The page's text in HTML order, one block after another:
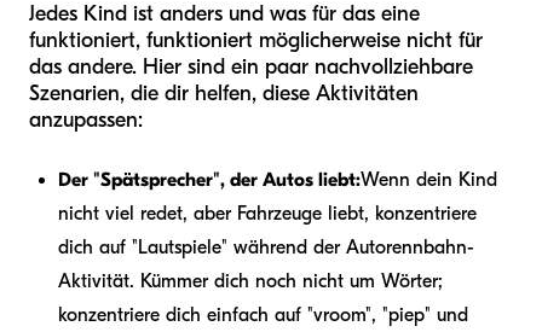
Jedes Kind ist anders und was für das eine
funktioniert, funktioniert möglicherweise nicht für
das andere. Hier sind ein paar nachvollziehbare
Szenarien, die dir helfen, diese Aktivitäten
anzupassen:
Der "Spätsprecher", der Autos liebt:Wenn dein Kind
nicht viel redet, aber Fahrzeuge liebt, konzentriere
dich auf "Lautspiele" während der Autorennbahn-
Aktivität. Kümmer dich noch nicht um Wörter;
konzentriere dich einfach auf "vroom", "piep" und